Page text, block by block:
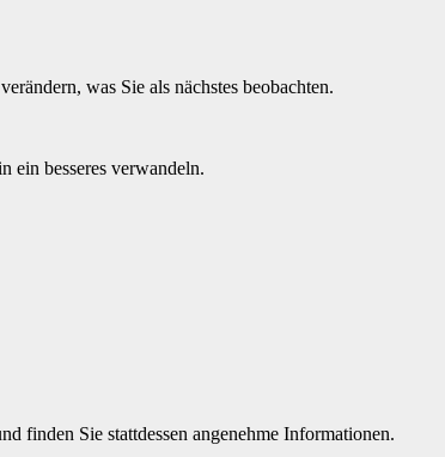
was Sie als nächstes beobachten.
ein besseres verwandeln.
finden Sie stattdessen angenehme Informationen.